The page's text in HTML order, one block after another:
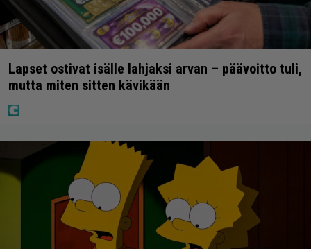
Lapset ostivat isälle lahjaksi arvan – päävoitto tuli,
mutta miten sitten kävikään